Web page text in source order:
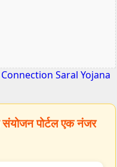
पोर्टल एक नंजर